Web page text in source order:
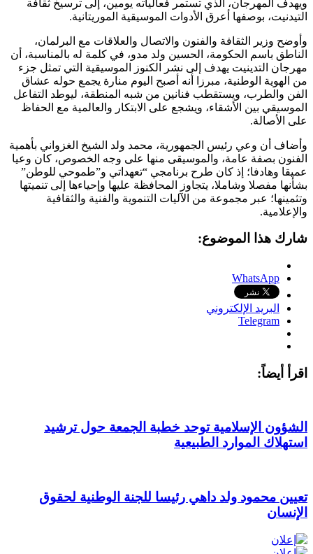
ويهدف المهرجان، الذي تستمر فعالياته يومين، إلى ترسيخ ثقافة
التيدنيت، بوصفها أعرق الأدوات الموسيقية الموريتانية.
وأوضح وزير الثقافة والفنون والاتصال والعلاقات مع البرلمان،
الناطق باسم الحكومة، الحسين ولد مدو، في كلمة له بالمناسبة، أن
مهرجان التدينيت يهدف إلى نشر الكنوز الموسيقية التي تمثل جزء
من الهوية الوطنية، مبرزا أنه أصبح اليوم منارة يجمع حوله عشاق
الفن والطرب، ويستقطب فنانين من شبه المنطقة، ليوطد التفاعل
الموسيقي بين الأشقاء، ويشجع على الابتكار والعالمية مع الحفاظ
على الأصالة.
وأضاف أن وعي رئيس الجمهورية، محمد ولد الشيخ الغزواني بأهمية
الفنون بصفة عامة، والموسيقى منها على وجه الخصوص، كان وعيا
عميقا وهادفا؛ إذ كان طرح برنامجي “تعهداتي و”طموحي للوطن”
بشأنها مفصلا وشاملا، يتجاوز المحافظة عليها وإحياءها إلى تنميتها
وتثمينها؛ عبر مجموعة من الآليات التنموية والفنية والثقافية
والإعلامية.
شارك هذا الموضوع:
WhatsApp
البريد الإلكتروني
Telegram
اقرأ أيضاً:
الشؤون الإسلامية توحد خطبة الجمعة حول ترشيد
استهلاك الموارد الطبيعية
تعيين محمود ولد داهي رئيسا للجنة الوطنية لحقوق
الإنسان